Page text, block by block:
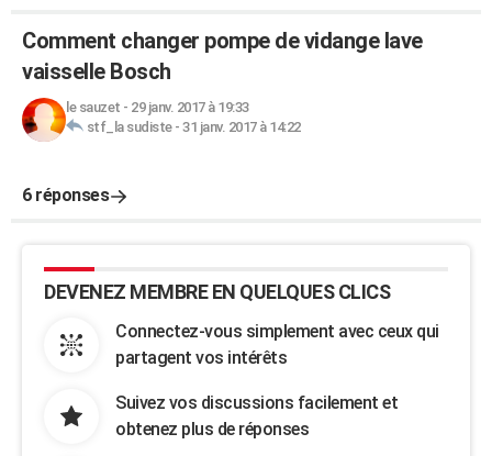
Comment changer pompe de vidange lave
vaisselle Bosch
le sauzet - 29 janv. 2017 à 19:33
stf_la sudiste- 31 janv. 2017 à 14:22
6 réponses
DEVENEZ MEMBRE EN QUELQUES CLICS
Connectez-vous simplement avec ceux qui
partagent vos intérêts
Suivez vos discussions facilement et
obtenez plus de réponses